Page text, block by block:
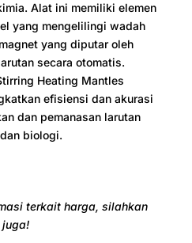
Alat ini memiliki elemen
yang mengelilingi wadah
yang diputar oleh
secara otomatis.
Heating Mantles
efisiensi dan akurasi
dan pemanasan larutan
biologi.
terkait harga, silahkan
juga!